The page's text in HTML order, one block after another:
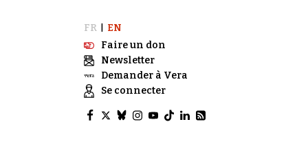
FR
EN
Faire un don
Newsletter
Demander à Vera
Se connecter